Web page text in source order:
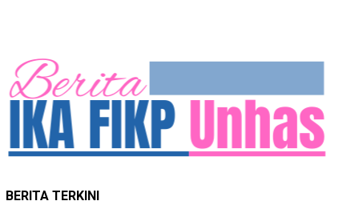
BERITA TERKINI